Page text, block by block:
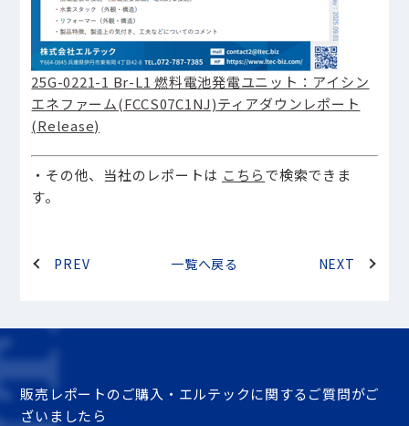
25G-0221-1 Br-L1 燃料電池発電ユニット：アイシン
エネファーム(FCCS07C1NJ)ティアダウンレポート
(Release)
・その他、当社のレポートは こちらで検索できま
す。
PREV 一覧へ戻る NEXT
販売レポートのご購入・エルテックに関するご質問がご
ざいましたら